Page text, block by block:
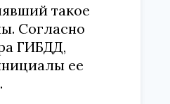
такое
Согласно
ГИБДД,
ее